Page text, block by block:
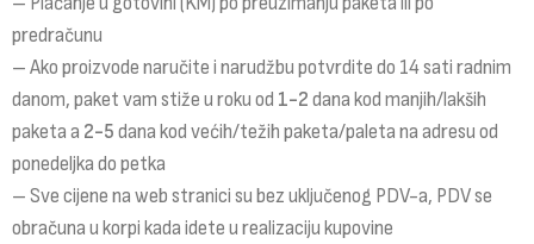
predračunu
– Ako proizvode naručite i narudžbu potvrdite do 14 sati radnim
danom, paket vam stiže u roku od 1-2 dana kod manjih/lakših
paketa a 2-5 dana kod većih/težih paketa/paleta na adresu od
ponedeljka do petka
– Sve cijene na web stranici su bez uključenog PDV-a, PDV se
obračuna u korpi kada idete u realizaciju kupovine